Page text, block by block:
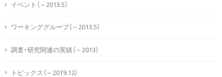
イベント（～2013.5）
ワーキンググループ（～2013.5）
調査・研究関連の実績（～2013）
トピックス（～2019.12）